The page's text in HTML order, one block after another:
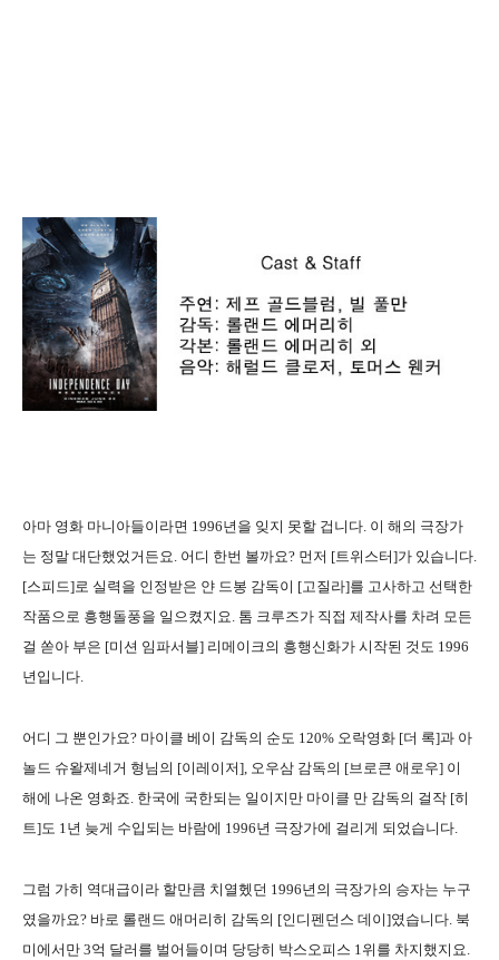
아마 영화 마니아들이라면 1996년을 잊지 못할 겁니다. 이 해의 극장가
는 정말 대단했었거든요. 어디 한번 볼까요? 먼저 [트위스터]가 있습니다.
[스피드]로 실력을 인정받은 얀 드봉 감독이 [고질라]를 고사하고 선택한
작품으로 흥행돌풍을 일으켰지요. 톰 크루즈가 직접 제작사를 차려 모든
걸 쏟아 부은 [미션 임파서블] 리메이크의 흥행신화가 시작된 것도 1996
년입니다.
어디 그 뿐인가요? 마이클 베이 감독의 순도 120% 오락영화 [더 록]과 아
놀드 슈왈제네거 형님의 [이레이저], 오우삼 감독의 [브로큰 애로우] 이
해에 나온 영화죠. 한국에 국한되는 일이지만 마이클 만 감독의 걸작 [히
트]도 1년 늦게 수입되는 바람에 1996년 극장가에 걸리게 되었습니다.
그럼 가히 역대급이라 할만큼 치열헸던 1996년의 극장가의 승자는 누구
였을까요? 바로 롤랜드 애머리히 감독의 [인디펜던스 데이]였습니다. 북
미에서만 3억 달러를 벌어들이며 당당히 박스오피스 1위를 차지했지요.